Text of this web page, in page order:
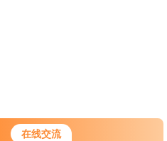
在线交流